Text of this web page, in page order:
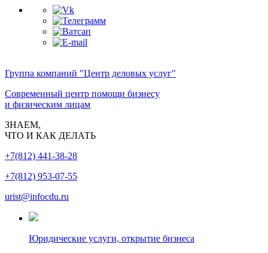
Группа компаний "Центр деловых услуг"
Современный центр помощи бизнесу
и физическим лицам
ЗНАЕМ,
ЧТО И КАК ДЕЛАТЬ
+7(812) 441-38-28
+7(812) 953-07-55
urist@infocdu.ru
Юридические услуги, открытие бизнеса